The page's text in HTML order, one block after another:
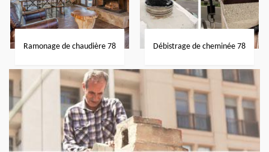
Ramonage de chaudière 78 Débistrage de cheminée 78